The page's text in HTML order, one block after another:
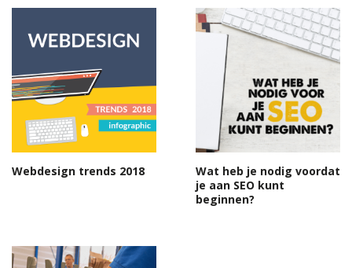
Webdesign trends 2018
Wat heb je nodig voordat
je aan SEO kunt
beginnen?